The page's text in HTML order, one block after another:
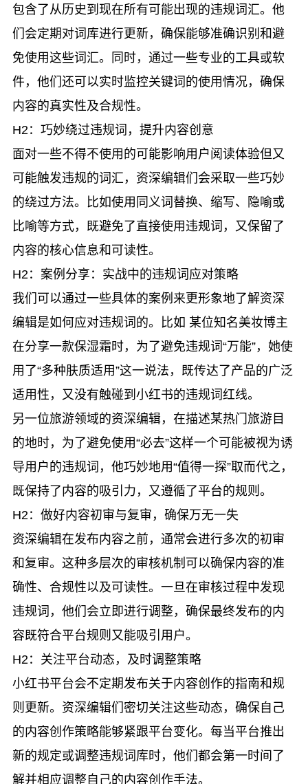
包含了从历史到现在所有可能出现的违规词汇。他
们会定期对词库进行更新，确保能够准确识别和避
免使用这些词汇。同时，通过一些专业的工具或软
件，他们还可以实时监控关键词的使用情况，确保
内容的真实性及合规性。
H2：巧妙绕过违规词，提升内容创意
面对一些不得不使用的可能影响用户阅读体验但又
可能触发违规的词汇，资深编辑们会采取一些巧妙
的绕过方法。比如使用同义词替换、缩写、隐喻或
比喻等方式，既避免了直接使用违规词，又保留了
内容的核心信息和可读性。
H2：案例分享：实战中的违规词应对策略
我们可以通过一些具体的案例来更形象地了解资深
编辑是如何应对违规词的。比如 某位知名美妆博主
在分享一款保湿霜时，为了避免违规词“万能”，她使
用了“多种肤质适用”这一说法，既传达了产品的广泛
适用性，又没有触碰到小红书的违规词红线。
另一位旅游领域的资深编辑，在描述某热门旅游目
的地时，为了避免使用“必去”这样一个可能被视为诱
导用户的违规词，他巧妙地用“值得一探”取而代之，
既保持了内容的吸引力，又遵循了平台的规则。
H2：做好内容初审与复审，确保万无一失
资深编辑在发布内容之前，通常会进行多次的初审
和复审。这种多层次的审核机制可以确保内容的准
确性、合规性以及可读性。一旦在审核过程中发现
违规词，他们会立即进行调整，确保最终发布的内
容既符合平台规则又能吸引用户。
H2：关注平台动态，及时调整策略
小红书平台会不定期发布关于内容创作的指南和规
则更新。资深编辑们密切关注这些动态，确保自己
的内容创作策略能够紧跟平台变化。每当平台推出
新的规定或调整违规词库时，他们都会第一时间了
解并相应调整自己的内容创作手法。